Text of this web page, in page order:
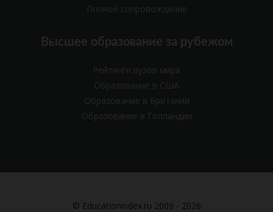
Полное сопровождение
Высшее образование за рубежом
Рейтинги вузов мира
Образование в США
Образование в Британии
Образование в Голландии
© Educationindex.ru 2009 - 2026